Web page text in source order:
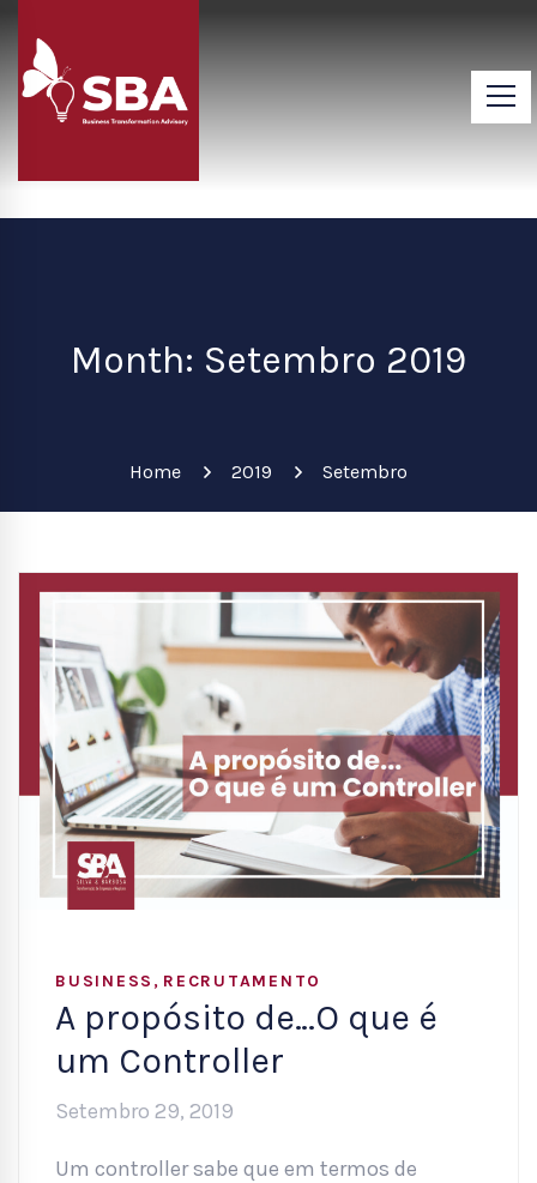
Month: Setembro 2019
Home 2019 Setembro
BUSINESS , RECRUTAMENTO
A propósito de…O que é
um Controller
Setembro 29, 2019
Um controller sabe que em termos de